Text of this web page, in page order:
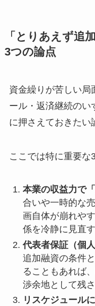
「とりあえず追
3つの論点
資金繰りが苦しい局
ール・返済継続のい
に押さえておきたい
ここでは特に重要な
本業の収益力で
合いや一時的な
画自体が崩れや
係を冷静に見直
代表者保証（個
追加融資の条件
ることもあれば
渉余地として残
リスケジュール